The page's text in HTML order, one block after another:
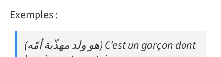
Exemples :
(هو ولد مهذّبة أمّه) C’est un garçon dont